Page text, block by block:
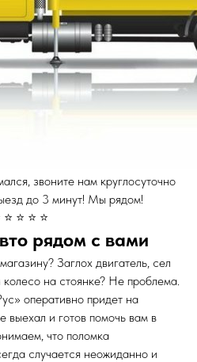
звоните нам круглосуточно
до 3 минут! Мы рядом!
⭐ ⭐ ⭐ ⭐
рядом с вами
Заглох двигатель, сел
на стоянке? Не проблема.
оперативно придет на
выехал и готов помочь вам в
что поломка
случается неожиданно и